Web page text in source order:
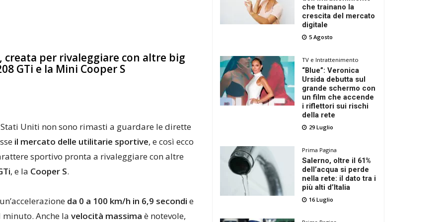
creata per rivaleggiare con altre big
GTi e la Mini Cooper S
Uniti non sono rimasti a guardare le dirette
il mercato delle utilitarie sportive, e così ecco
sportivo pronta a rivaleggiare con altre
, e la Cooper S.
da 0 a 100 km/h in 6,9 secondi e
Anche la velocità massima è notevole,
che trainano la
crescita del mercato
digitale
5 Agosto
TV e Intrattenimento
“Blue”: Veronica
Ursida debutta sul
grande schermo con
un film che accende
i riflettori sui rischi
della rete
29 Luglio
Prima Pagina
Salerno, oltre il 61%
dell’acqua si perde
nella rete: il dato tra i
più alti d’Italia
16 Luglio